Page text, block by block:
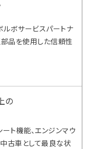
ルボサービスパートナ
部品を使用した信頼性
の
ト機能、エンジンマウ
古車として最良な状